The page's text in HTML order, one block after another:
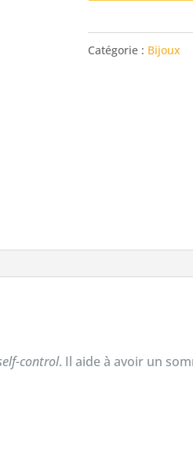
Catégorie : Bijoux
control. Il aide à avoir un